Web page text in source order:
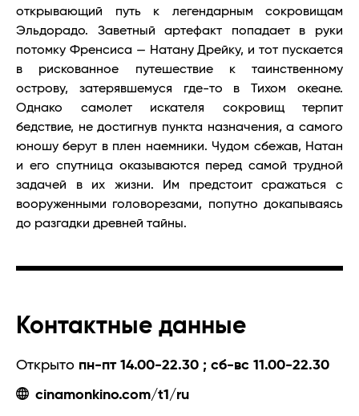
открывающий путь к легендарным сокровищам
Эльдорадо. Заветный артефакт попадает в руки
потомку Френсиса — Натану Дрейку, и тот пускается
в рискованное путешествие к таинственному
острову, затерявшемуся где-то в Тихом океане.
Однако самолет искателя сокровищ терпит
бедствие, не достигнув пункта назначения, а самого
юношу берут в плен наемники. Чудом сбежав, Натан
и его спутница оказываются перед самой трудной
задачей в их жизни. Им предстоит сражаться с
вооруженными головорезами, попутно докапываясь
до разгадки древней тайны.
Контактные данные
Открыто пн-пт 14.00-22.30 ; сб-вс 11.00-22.30
cinamonkino.com/t1/ru